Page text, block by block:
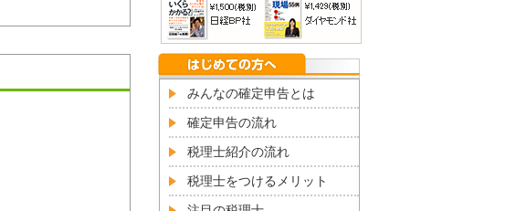
みんなの確定申告とは
確定申告の流れ
税理士紹介の流れ
税理士をつけるメリット